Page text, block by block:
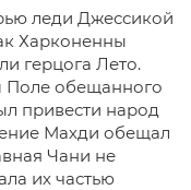
леди Джессикой
Харконенны
герцога Лето.
Поле обещанного
привести народ
Махди обещал
Чани не
их частью